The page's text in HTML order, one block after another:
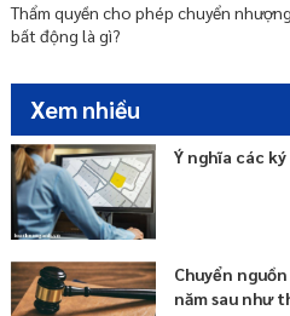
Thẩm quyền cho phép chuyển
bất động là gì?
Xem nhiều
Ý nghĩa các
Chuyển
năm sau như